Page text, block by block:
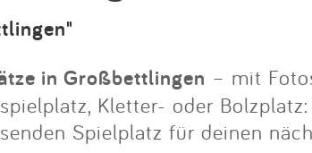
Anmelden
in Großbettlingen – mit
Kletter- oder
Spielplatz für deinen